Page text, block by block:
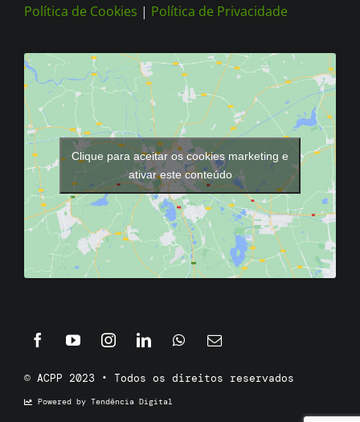
Política de Cookies | Política de Privacidade
Clique para aceitar os cookies marketing e
ativar este conteúdo
© ACPP 2023 • Todos os direitos reservados
Powered by Tendência Digital